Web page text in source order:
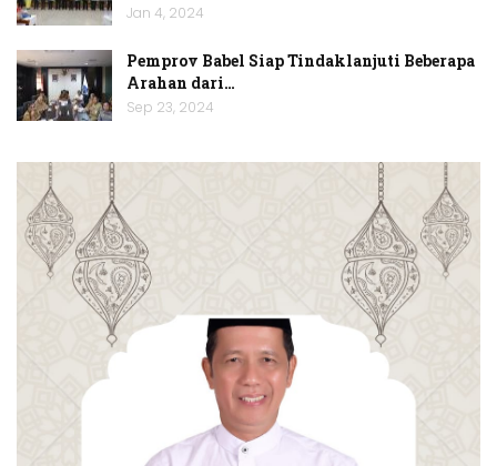
Jan 4, 2024
Pemprov Babel Siap Tindaklanjuti Beberapa
Arahan dari…
Sep 23, 2024